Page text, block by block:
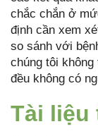
chắc chắn ở
định cần xem
so sánh với
chúng tôi
đều không có
Tài liệu